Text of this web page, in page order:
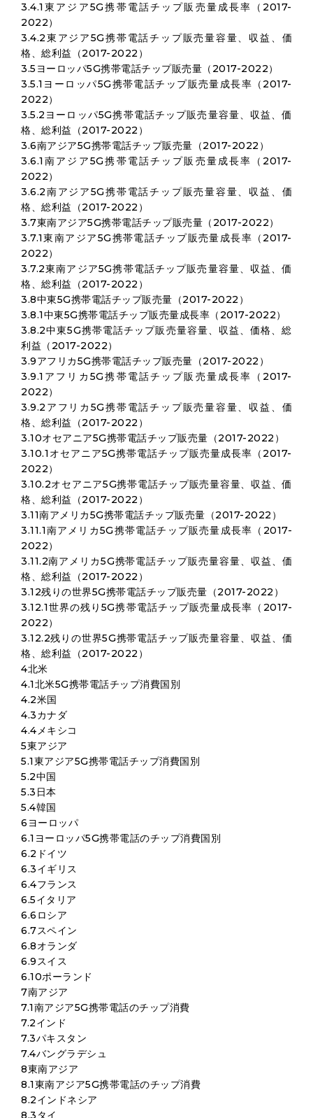
3.4.1東アジア5G携帯電話チップ販売量成長率（2017-
2022）
3.4.2東アジア5G携帯電話チップ販売量容量、収益、価
格、総利益（2017-2022）
3.5ヨーロッパ5G携帯電話チップ販売量（2017-2022）
3.5.1ヨーロッパ5G携帯電話チップ販売量成長率（2017-
2022）
3.5.2ヨーロッパ5G携帯電話チップ販売量容量、収益、価
格、総利益（2017-2022）
3.6南アジア5G携帯電話チップ販売量（2017-2022）
3.6.1南アジア5G携帯電話チップ販売量成長率（2017-
2022）
3.6.2南アジア5G携帯電話チップ販売量容量、収益、価
格、総利益（2017-2022）
3.7東南アジア5G携帯電話チップ販売量（2017-2022）
3.7.1東南アジア5G携帯電話チップ販売量成長率（2017-
2022）
3.7.2東南アジア5G携帯電話チップ販売量容量、収益、価
格、総利益（2017-2022）
3.8中東5G携帯電話チップ販売量（2017-2022）
3.8.1中東5G携帯電話チップ販売量成長率（2017-2022）
3.8.2中東5G携帯電話チップ販売量容量、収益、価格、総
利益（2017-2022）
3.9アフリカ5G携帯電話チップ販売量（2017-2022）
3.9.1アフリカ5G携帯電話チップ販売量成長率（2017-
2022）
3.9.2アフリカ5G携帯電話チップ販売量容量、収益、価
格、総利益（2017-2022）
3.10オセアニア5G携帯電話チップ販売量（2017-2022）
3.10.1オセアニア5G携帯電話チップ販売量成長率（2017-
2022）
3.10.2オセアニア5G携帯電話チップ販売量容量、収益、価
格、総利益（2017-2022）
3.11南アメリカ5G携帯電話チップ販売量（2017-2022）
3.11.1南アメリカ5G携帯電話チップ販売量成長率（2017-
2022）
3.11.2南アメリカ5G携帯電話チップ販売量容量、収益、価
格、総利益（2017-2022）
3.12残りの世界5G携帯電話チップ販売量（2017-2022）
3.12.1世界の残り5G携帯電話チップ販売量成長率（2017-
2022）
3.12.2残りの世界5G携帯電話チップ販売量容量、収益、価
格、総利益（2017-2022）
4北米
4.1北米5G携帯電話チップ消費国別
4.2米国
4.3カナダ
4.4メキシコ
5東アジア
5.1東アジア5G携帯電話チップ消費国別
5.2中国
5.3日本
5.4韓国
6ヨーロッパ
6.1ヨーロッパ5G携帯電話のチップ消費国別
6.2ドイツ
6.3イギリス
6.4フランス
6.5イタリア
6.6ロシア
6.7スペイン
6.8オランダ
6.9スイス
6.10ポーランド
7南アジア
7.1南アジア5G携帯電話のチップ消費
7.2インド
7.3パキスタン
7.4バングラデシュ
8東南アジア
8.1東南アジア5G携帯電話のチップ消費
8.2インドネシア
8.3タイ